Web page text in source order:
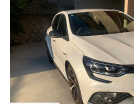
閉じる